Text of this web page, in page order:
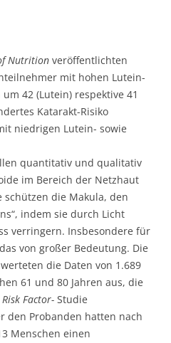
Nutrition veröffentlichten
mit hohen Lutein-
42 (Lutein) respektive 41
Katarakt-Risiko
niedrigen Lutein- sowie
quantitativ und qualitativ
im Bereich der Netzhaut
schützen die Makula, den
indem sie durch Licht
verringern. Insbesondere für
von großer Bedeutung. Die
die Daten von 1.689
61 und 80 Jahren aus, die
Factor- Studie
den Probanden hatten nach
Menschen einen